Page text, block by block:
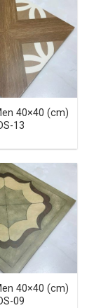
40×40 (cm)
13
40×40 (cm)
09